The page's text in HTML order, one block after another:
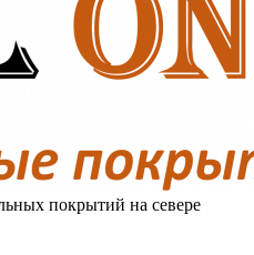
покрытий на севере